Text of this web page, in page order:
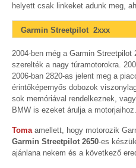
helyett csak linkeket adunk meg,
Garmin Streetpilot 2xxx
2004-ben még a Garmin
szerelték a nagy túramotorokra.
2006-ban 2820-as jelent meg a
érintőképernyős dobozok
sok memóriával rendelkeznek,
BMW is ezeket árulja a motorjaihoz.
Tomaamellett, hogy motorozik
Garmin Streetpilot 2650-es
ajánlana nekem és a következő